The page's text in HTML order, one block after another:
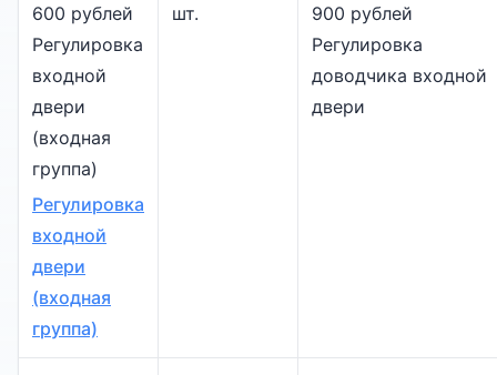
600 рублей
Регулировка
входной
двери
(входная
группа)
Регулировка
входной
двери
(входная
группа)
шт.
900 рублей
Регулировка
доводчика входной
двери